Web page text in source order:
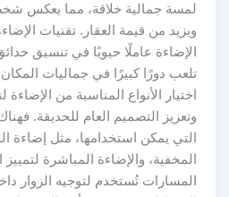
لمسة جمالية خلاقة، مما يعكس
ويزيد من قيمة العقار. تقنيات
الإضاءة عاملًا حيويًا في تنسيق
تلعب دورًا كبيرًا في جماليات
اختيار الأنواع المناسبة من الإضاءة
وتعزيز التصميم العام للحديقة.
التي يمكن استخدامها، مثل إضاءة
المخفية، والإضاءة المباشرة
المسارات تُستخدم لتوجيه الزوار